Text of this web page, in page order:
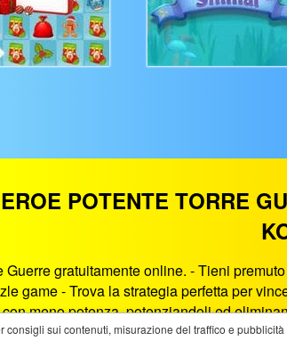
POTENTE TORRE
gratuitamente online. - Tieni
game - Trova la strategia perfetta per
meno potenza, potenziandoli ed
per spazzare via i nemici nella guerra
miglior intrattenimento di gioco nel
consigli sui contenuti, misurazione del traffico e